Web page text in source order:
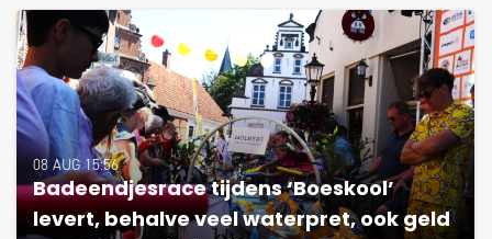
08 AUG 15:56
Badeendjesrace tijdens ‘Boeskool’
levert, behalve veel waterpret, ook geld